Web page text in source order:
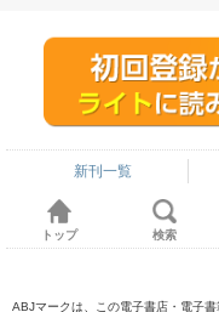
新刊一覧
トップ 検索
ABJマークは、この電子書店・電子